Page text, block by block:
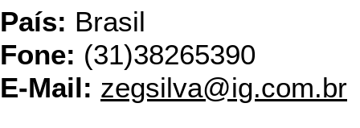
País: Brasil
Fone: (31)38265390
E-Mail: zegsilva@ig.com.br